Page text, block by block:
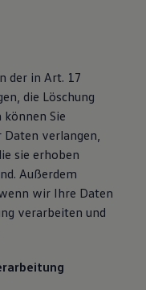
der in Art. 17
die Löschung
Sie
Daten verlangen,
sie erhoben
Außerdem
wir Ihre Daten
verarbeiten und